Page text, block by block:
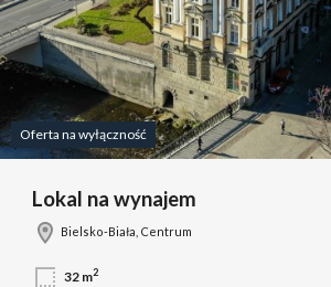
Oferta na wyłączność
Lokal na wynajem
Bielsko-Biała, Centrum
32 m2